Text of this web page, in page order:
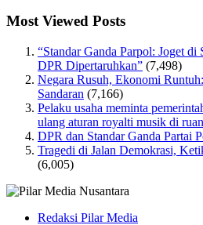
Most Viewed Posts
“Standar Ganda Parpol: Joget
DPR Dipertaruhkan” (7,498)
Negara Rusuh, Ekonomi
Sandaran (7,166)
Pelaku usaha meminta
ulang aturan royalti musik di
DPR dan Standar Ganda Partai
Tragedi di Jalan Demokrasi,
(6,005)
Redaksi Pilar Media